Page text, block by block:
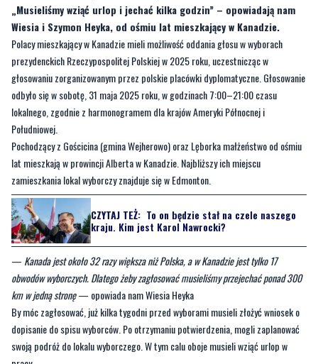
prezydenckich Rzeczypospolitej Polskiej w 2025 roku, uczestnicząc w
głosowaniu zorganizowanym przez polskie placówki dyplomatyczne. Głosowanie
odbyło się w sobotę, 31 maja 2025 roku, w godzinach 7:00–21:00 czasu
lokalnego, zgodnie z harmonogramem dla krajów Ameryki Północnej i
Południowej.
Pochodzący z Gościcina (gmina Wejherowo) oraz Lęborka małżeństwo od ośmiu
lat mieszkają w prowincji Alberta w Kanadzie. Najbliższy ich miejscu
zamieszkania lokal wyborczy znajduje się w Edmonton.
CZYTAJ TEŻ: To on będzie stał na czele naszego
kraju. Kim jest Karol Nawrocki?
—Kanada jest około 32 razy większa niż Polska, a w Kanadzie jest tylko 17
obwodów wyborczych. Dlatego żeby zagłosować musieliśmy przejechać ponad 300
km w jedną stronę— opowiada nam Wiesia Heyka
By móc zagłosować, już kilka tygodni przed wyborami musieli złożyć wniosek o
dopisanie do spisu wyborców. Po otrzymaniu potwierdzenia, mogli zaplanować
swoją podróż do lokalu wyborczego. W tym calu oboje musieli wziąć urlop w
pracy.